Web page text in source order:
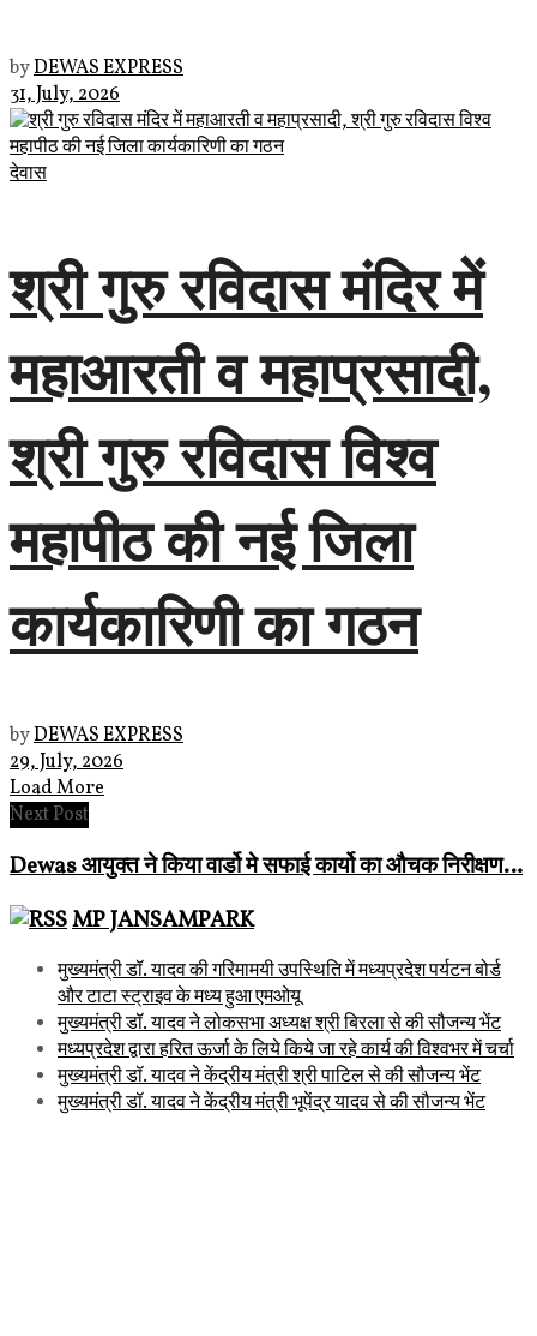
byDEWAS EXPRESS
31, July, 2026
देवास
श्री गुरु रविदास मंदिर में
महाआरती व महाप्रसादी,
श्री गुरु रविदास विश्व
महापीठ की नई जिला
कार्यकारिणी का गठन
byDEWAS EXPRESS
29, July, 2026
Load More
Next Post
Dewas आयुक्त ने किया वार्डो मे सफाई कार्यो का औचक निरीक्षण…
MP JANSAMPARK
मुख्यमंत्री डॉ. यादव की गरिमामयी उपस्थिति में मध्यप्रदेश पर्यटन बोर्ड
और टाटा स्ट्राइव के मध्य हुआ एमओयू
मुख्यमंत्री डॉ. यादव ने लोकसभा अध्यक्ष श्री बिरला से की सौजन्य भेंट
मध्यप्रदेश द्वारा हरित ऊर्जा के लिये किये जा रहे कार्य की विश्वभर में चर्चा
मुख्यमंत्री डॉ. यादव ने केंद्रीय मंत्री श्री पाटिल से की सौजन्य भेंट
मुख्यमंत्री डॉ. यादव ने केंद्रीय मंत्री भूपेंद्र यादव से की सौजन्य भेंट